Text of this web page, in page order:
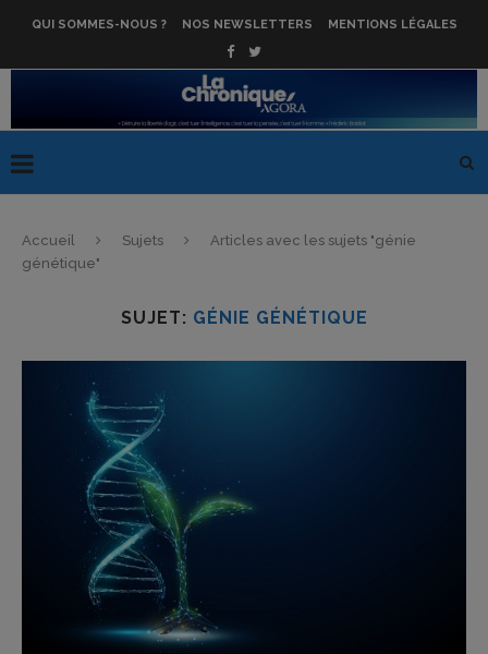
QUI SOMMES-NOUS ? NOS NEWSLETTERS MENTIONS LÉGALES
Accueil Sujets
Articles avec les sujets "génie
génétique"
SUJET: GÉNIE GÉNÉTIQUE